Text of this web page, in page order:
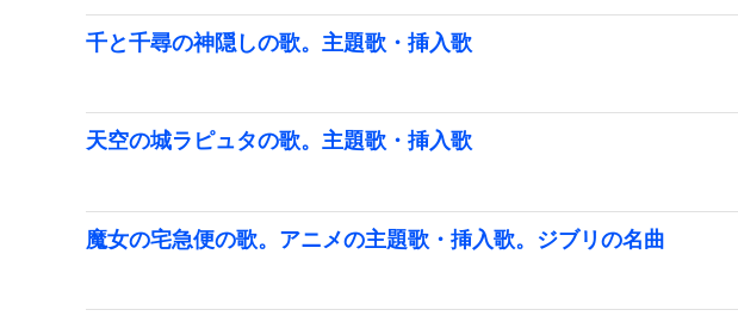
千と千尋の神隠しの歌。主題歌・挿入歌
天空の城ラピュタの歌。主題歌・挿入歌
魔女の宅急便の歌。アニメの主題歌・挿入歌。ジブリの名曲